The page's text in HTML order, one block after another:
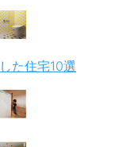
た住宅10選